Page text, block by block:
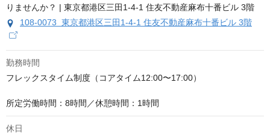
108-0073 東京都港区三田1-4-1 住友不動産麻布十番ビル 3階
勤務時間
フレックスタイム制度（コアタイム12:00〜17:00）
所定労働時間：8時間／休憩時間：1時間
休日